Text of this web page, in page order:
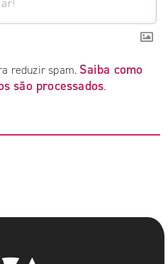
reduzir spam. Saiba como
são processados.